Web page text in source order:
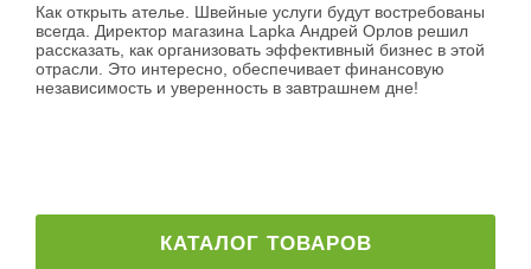
Как открыть ателье. Швейные услуги будут востребованы
всегда. Директор магазина Lapka Андрей Орлов решил
рассказать, как организовать эффективный бизнес в этой
отрасли. Это интересно, обеспечивает финансовую
независимость и уверенность в завтрашнем дне!
КАТАЛОГ ТОВАРОВ